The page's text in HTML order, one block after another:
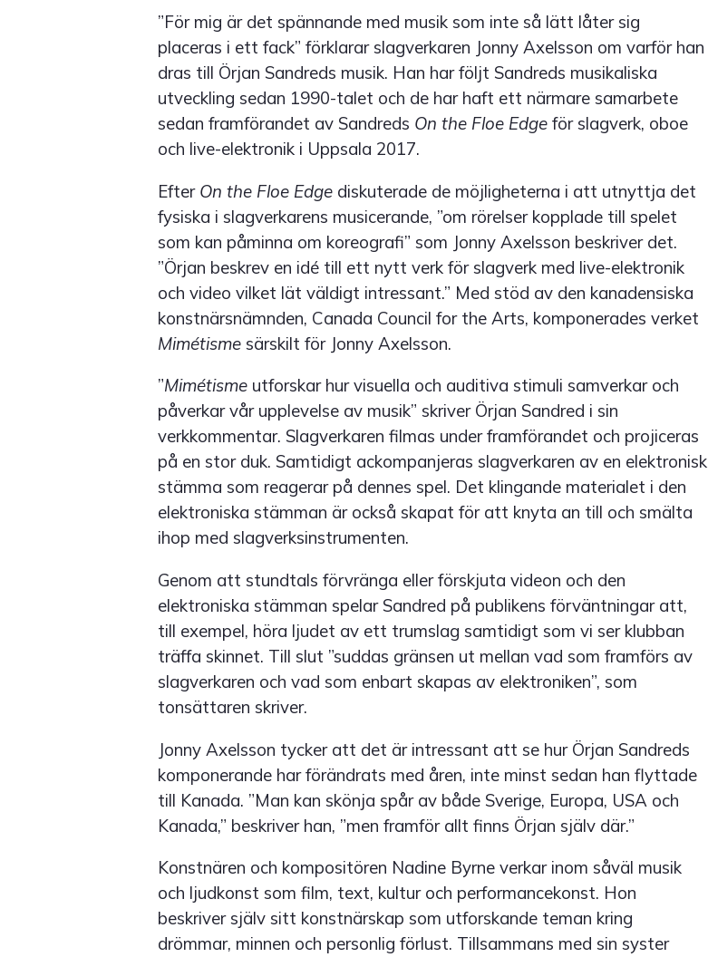
”För mig är det spännande med musik som inte så lätt låter sig
placeras i ett fack” förklarar slagverkaren Jonny Axelsson om varför han
dras till Örjan Sandreds musik. Han har följt Sandreds musikaliska
utveckling sedan 1990-talet och de har haft ett närmare samarbete
sedan framförandet av Sandreds On the Floe Edge för slagverk, oboe
och live-elektronik i Uppsala 2017.
Efter On the Floe Edge diskuterade de möjligheterna i att utnyttja det
fysiska i slagverkarens musicerande, ”om rörelser kopplade till spelet
som kan påminna om koreografi” som Jonny Axelsson beskriver det.
”Örjan beskrev en idé till ett nytt verk för slagverk med live-elektronik
och video vilket lät väldigt intressant.” Med stöd av den kanadensiska
konstnärsnämnden, Canada Council for the Arts, komponerades verket
Mimétisme särskilt för Jonny Axelsson.
”Mimétisme utforskar hur visuella och auditiva stimuli samverkar och
påverkar vår upplevelse av musik” skriver Örjan Sandred i sin
verkkommentar. Slagverkaren filmas under framförandet och projiceras
på en stor duk. Samtidigt ackompanjeras slagverkaren av en elektronisk
stämma som reagerar på dennes spel. Det klingande materialet i den
elektroniska stämman är också skapat för att knyta an till och smälta
ihop med slagverksinstrumenten.
Genom att stundtals förvränga eller förskjuta videon och den
elektroniska stämman spelar Sandred på publikens förväntningar att,
till exempel, höra ljudet av ett trumslag samtidigt som vi ser klubban
träffa skinnet. Till slut ”suddas gränsen ut mellan vad som framförs av
slagverkaren och vad som enbart skapas av elektroniken”, som
tonsättaren skriver.
Jonny Axelsson tycker att det är intressant att se hur Örjan Sandreds
komponerande har förändrats med åren, inte minst sedan han flyttade
till Kanada. ”Man kan skönja spår av både Sverige, Europa, USA och
Kanada,” beskriver han, ”men framför allt finns Örjan själv där.”
Konstnären och kompositören Nadine Byrne verkar inom såväl musik
och ljudkonst som film, text, kultur och performancekonst. Hon
beskriver själv sitt konstnärskap som utforskande teman kring
drömmar, minnen och personlig förlust. Tillsammans med sin syster